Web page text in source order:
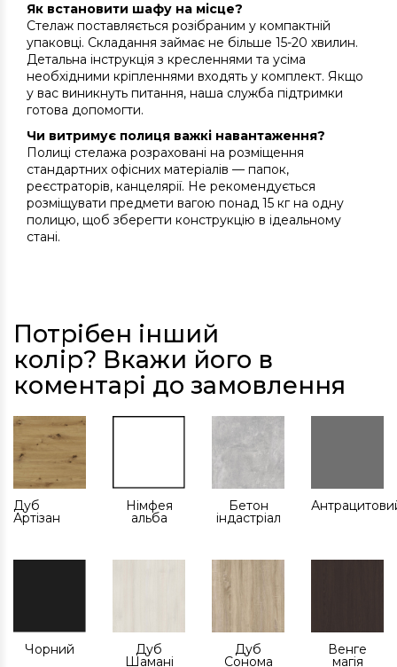
Як встановити шафу на місце?
Стелаж поставляється розібраним у компактній
упаковці. Складання займає не більше 15-20 хвилин.
Детальна інструкція з кресленнями та усіма
необхідними кріпленнями входять у комплект. Якщо
у вас виникнуть питання, наша служба підтримки
готова допомогти.
Чи витримує полиця важкі навантаження?
Полиці стелажа розраховані на розміщення
стандартних офісних матеріалів — папок,
реєстраторів, канцелярії. Не рекомендується
розміщувати предмети вагою понад 15 кг на одну
полицю, щоб зберегти конструкцію в ідеальному
стані.
Потрібен інший
колір? Вкажи його в
коментарі до замовлення
Дуб
Артізан
Німфея
альба
Бетон
індастріал
Чорний Дуб
Шамані
Дуб
Сонома
Венге
магія